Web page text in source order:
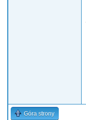
Góra strony